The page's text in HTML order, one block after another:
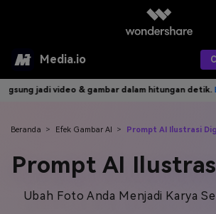
Media.io
Alat AI
AI Video
AI Gambar
AI Audio
Produk AI
Asisten Video AI
Editor Video AI
Efek AI
Efek Video
Sumber Daya
dalam hitungan detik.Buat Sekarang>>
Beranda > Efek Gambar AI > Prompt AI Ilustrasi
Prompt AI
Ubah Foto Anda Menjadi Karya